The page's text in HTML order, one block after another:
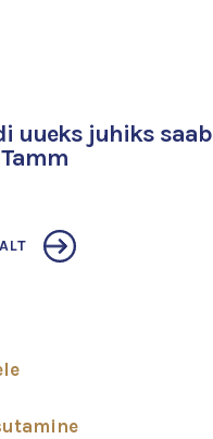
uueks juhiks saab